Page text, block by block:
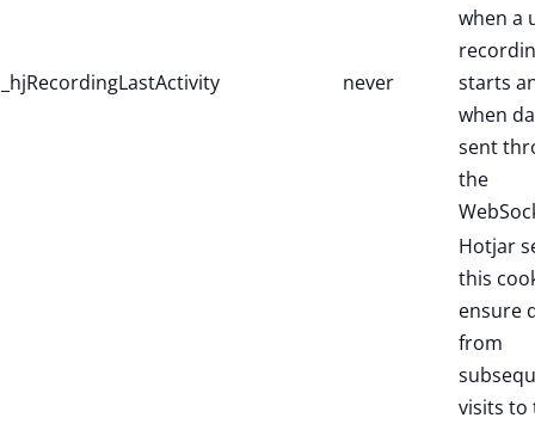
_hjRecordingLastActivity never
when a
starts
when
sent
the
Hotjar
this
ensure
from
visits to